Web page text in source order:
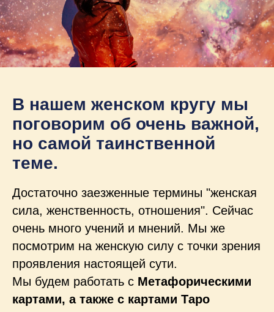
В нашем женском кругу мы
поговорим об очень важной,
но самой таинственной
теме.
Достаточно заезженные термины "женская
сила, женственность, отношения". Сейчас
очень много учений и мнений. Мы же
посмотрим на женскую силу с точки зрения
проявления настоящей сути.
Мы будем работать с Метафорическими
картами, а также с картами Таро